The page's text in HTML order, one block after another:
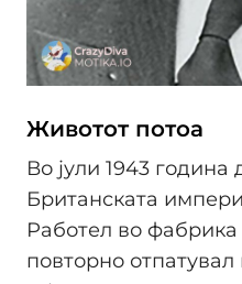
Животот потоа
Во јули 1943
Британската
Работел во
повторно